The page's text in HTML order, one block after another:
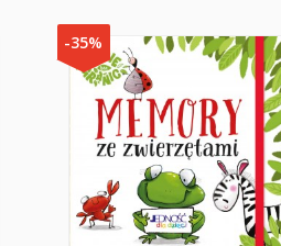
-35%